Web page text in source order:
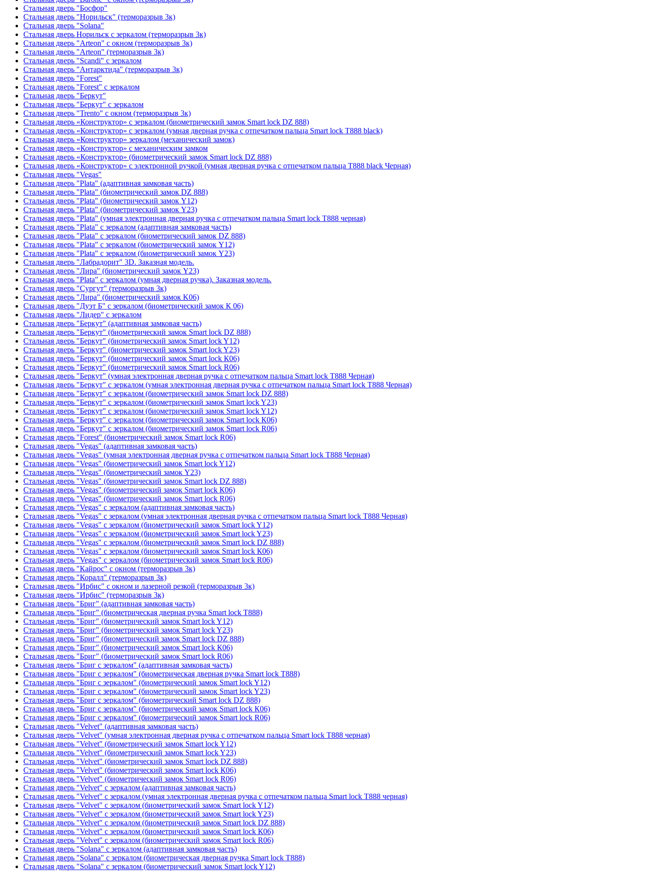
Стальная дверь "Босфор"
Стальная дверь "Норильск" (терморазрыв 3к)
Стальная дверь "Solana"
Стальная дверь Норильск с зеркалом (терморазрыв 3к)
Стальная дверь "Arteon" с окном (терморазрыв 3к)
Стальная дверь "Arteon" (терморазрыв 3к)
Стальная дверь "Scandi" с зеркалом
Стальная дверь "Антарктида" (терморазрыв 3к)
Стальная дверь "Forest"
Стальная дверь "Forest" с зеркалом
Стальная дверь "Беркут"
Стальная дверь "Беркут" с зеркалом
Стальная дверь "Trento" с окном (терморазрыв 3к)
Стальная дверь «Конструктор» с зеркалом (биометрический замок Smart lock DZ 888)
Стальная дверь «Конструктор» с зеркалом (умная дверная ручка с отпечатком пальца Smart lock T888 black)
Стальная дверь «Конструктор» зеркалом (механический замок)
Стальная дверь «Конструктор» с механическим замком
Стальная дверь «Конструктор» (биометрический замок Smart lock DZ 888)
Стальная дверь «Конструктор» с электронной ручкой (умная дверная ручка с отпечатком пальца T888 black Черная)
Стальная дверь "Vegas"
Стальная дверь "Plata" (адаптивная замковая часть)
Стальная дверь "Plata" (биометрический замок DZ 888)
Стальная дверь "Plata" (биометрический замок Y12)
Стальная дверь "Plata" (биометрический замок Y23)
Стальная дверь "Plata" (умная электронная дверная ручка с отпечатком пальца Smart lock T888 черная)
Стальная дверь "Plata" с зеркалом (адаптивная замковая часть)
Стальная дверь "Plata" с зеркалом (биометрический замок DZ 888)
Стальная дверь "Plata" с зеркалом (биометрический замок Y12)
Стальная дверь "Plata" с зеркалом (биометрический замок Y23)
Стальная дверь "Лабрадорит" 3D. Заказная модель.
Стальная дверь "Лира" (биометрический замок Y23)
Стальная дверь "Plata" с зеркалом (умная дверная ручка). Заказная модель.
Стальная дверь "Сургут" (терморазрыв 3к)
Стальная дверь "Лира" (биометрический замок K06)
Стальная дверь "Дуэт Б" с зеркалом (биометрический замок К 06)
Стальная дверь "Лидер" с зеркалом
Стальная дверь "Беркут" (адаптивная замковая часть)
Стальная дверь "Беркут" (биометрический замок Smart lock DZ 888)
Стальная дверь "Беркут" (биометрический замок Smart lock Y12)
Стальная дверь "Беркут" (биометрический замок Smart lock Y23)
Стальная дверь "Беркут" (биометрический замок Smart lock К06)
Стальная дверь "Беркут" (биометрический замок Smart lock R06)
Стальная дверь "Беркут" (умная электронная дверная ручка с отпечатком пальца Smart lock T888 Черная)
Стальная дверь "Беркут" с зеркалом (умная электронная дверная ручка с отпечатком пальца Smart lock T888 Черная)
Стальная дверь "Беркут" с зеркалом (биометрический замок Smart lock DZ 888)
Стальная дверь "Беркут" с зеркалом (биометрический замок Smart lock Y23)
Стальная дверь "Беркут" с зеркалом (биометрический замок Smart lock Y12)
Стальная дверь "Беркут" с зеркалом (биометрический замок Smart lock К06)
Стальная дверь "Беркут" с зеркалом (биометрический замок Smart lock R06)
Стальная дверь "Forest" (биометрический замок Smart lock R06)
Стальная дверь "Vegas" (адаптивная замковая часть)
Стальная дверь "Vegas" (умная электронная дверная ручка с отпечатком пальца Smart lock T888 Черная)
Стальная дверь "Vegas" (биометрический замок Smart lock Y12)
Стальная дверь "Vegas" (биометрический замок Y23)
Стальная дверь "Vegas" (биометрический замок Smart lock DZ 888)
Стальная дверь "Vegas" (биометрический замок Smart lock К06)
Стальная дверь "Vegas" (биометрический замок Smart lock R06)
Стальная дверь "Vegas" с зеркалом (адаптивная замковая часть)
Стальная дверь "Vegas" с зеркалом (умная электронная дверная ручка с отпечатком пальца Smart lock T888 Черная)
Стальная дверь "Vegas" с зеркалом (биометрический замок Smart lock Y12)
Стальная дверь "Vegas" с зеркалом (биометрический замок Smart lock Y23)
Стальная дверь "Vegas" с зеркалом (биометрический замок Smart lock DZ 888)
Стальная дверь "Vegas" с зеркалом (биометрический замок Smart lock К06)
Стальная дверь "Vegas" с зеркалом (биометрический замок Smart lock R06)
Стальная дверь "Кайрос" с окном (терморазрыв 3к)
Стальная дверь "Коралл" (терморазрыв 3к)
Стальная дверь "Ирбис" с окном и лазерной резкой (терморазрыв 3к)
Стальная дверь "Ирбис" (терморазрыв 3к)
Стальная дверь "Бриг" (адаптивная замковая часть)
Стальная дверь "Бриг" (биометрическая дверная ручка Smart lock T888)
Стальная дверь "Бриг" (биометрический замок Smart lock Y12)
Стальная дверь "Бриг" (биометрический замок Smart lock Y23)
Стальная дверь "Бриг" (биометрический замок Smart lock DZ 888)
Стальная дверь "Бриг" (биометрический замок Smart lock К06)
Стальная дверь "Бриг" (биометрический замок Smart lock R06)
Стальная дверь "Бриг с зеркалом" (адаптивная замковая часть)
Стальная дверь "Бриг с зеркалом" (биометрическая дверная ручка Smart lock T888)
Стальная дверь "Бриг с зеркалом" (биометрический замок Smart lock Y12)
Стальная дверь "Бриг с зеркалом" (биометрический замок Smart lock Y23)
Стальная дверь "Бриг с зеркалом" (биометрический Smart lock DZ 888)
Стальная дверь "Бриг с зеркалом" (биометрический замок Smart lock К06)
Стальная дверь "Бриг с зеркалом" (биометрический замок Smart lock R06)
Стальная дверь "Velvet" (адаптивная замковая часть)
Стальная дверь "Velvet" (умная электронная дверная ручка с отпечатком пальца Smart lock T888 черная)
Стальная дверь "Velvet" (биометрический замок Smart lock Y12)
Стальная дверь "Velvet" (биометрический замок Smart lock Y23)
Стальная дверь "Velvet" (биометрический замок Smart lock DZ 888)
Стальная дверь "Velvet" (биометрический замок Smart lock К06)
Стальная дверь "Velvet" (биометрический замок Smart lock R06)
Стальная дверь "Velvet" с зеркалом (адаптивная замковая часть)
Стальная дверь "Velvet" с зеркалом (умная электронная дверная ручка с отпечатком пальца Smart lock T888 черная)
Стальная дверь "Velvet" с зеркалом (биометрический замок Smart lock Y12)
Стальная дверь "Velvet" с зеркалом (биометрический замок Smart lock Y23)
Стальная дверь "Velvet" с зеркалом (биометрический замок Smart lock DZ 888)
Стальная дверь "Velvet" с зеркалом (биометрический замок Smart lock К06)
Стальная дверь "Velvet" с зеркалом (биометрический замок Smart lock R06)
Стальная дверь "Solana" с зеркалом (адаптивная замковая часть)
Стальная дверь "Solana" с зеркалом (биометрическая дверная ручка Smart lock T888)
Стальная дверь "Solana" с зеркалом (биометрический замок Smart lock Y12)